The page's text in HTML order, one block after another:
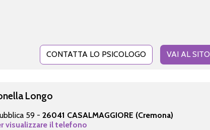
CONTATTA LO PSICOLOGO VAI AL SITO
Longo
59 -26041 CASALMAGGIORE (Cremona)
visualizzare il telefono